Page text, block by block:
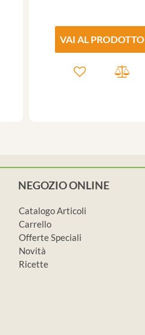
VAI AL PRODOTTO
NEGOZIO ONLINE
Catalogo Articoli
Carrello
Offerte Speciali
Novità
Ricette